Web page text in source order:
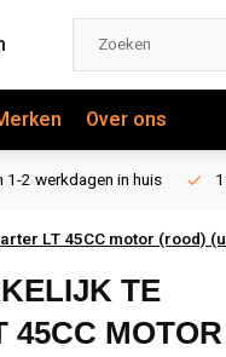
Over ons
1-2 werkdagen in huis
LT 45CC motor (rood)
TE
45CC MOTOR